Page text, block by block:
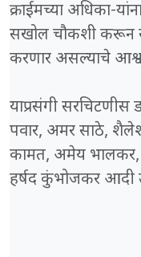
क्राईमच्या अधिका-
सखोल चौकशी करून
करणार असल्याचे
याप्रसंगी
पवार, अमर साठे,
कामत, अमेय भालकर,
हर्षद कुंभोजकर आदी